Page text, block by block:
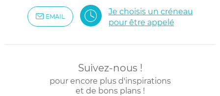
EMAIL
Je choisis un créneau
pour être appelé
Suivez-nous !
pour encore plus d'inspirations
et de bons plans !